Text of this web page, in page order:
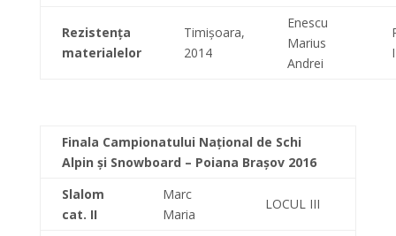
Rezistența
materialelor
Timișoara,
2014
Enescu
Marius
Andrei
Finala Campionatului Național de Schi
Alpin și Snowboard – Poiana Brașov 2016
Slalom
cat. II
Marc
Maria
LOCUL III